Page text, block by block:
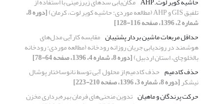
تلفیق GIS و AHP (مطالعه موردی: حاشیه کویر لوت، کرمان) [دوره 8،
شماره 2، 1396، صفحه 116-128]
حداقل مربعات ماشین بردار پشتیبان مقایسه کارآیی مدل‌های
هوشمند در روندیابی جریان روزانه رودخانه (مطالعه موردی: رودخانه
بالخلوچای، استان اردبیل)[دوره 8، شماره 4، 1396، صفحه 64-78]
حذف کادمیم حذف کادمیم از محلول آبی توسط نانوساختار پوشال
نیشکر[دوره 8، شماره 3، 1396، صفحه 210-223]
حرکت پرندگان و ماهیان تدوین منحنی‌های فرمان بهره‌برداری مخزن